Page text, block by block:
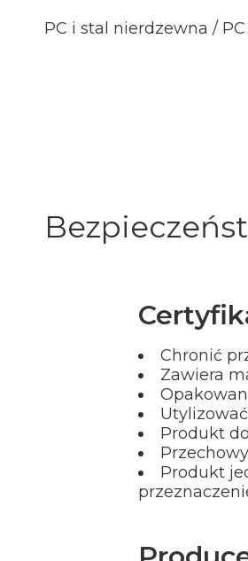
PC i stal nierdzewna /
Chronić
Zawiera
Produkt
Produkt